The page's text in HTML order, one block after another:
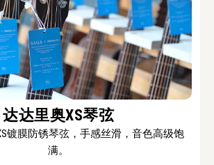
达达里奥XS琴弦
镀膜防锈琴弦，手感丝滑，音色高级饱
满。